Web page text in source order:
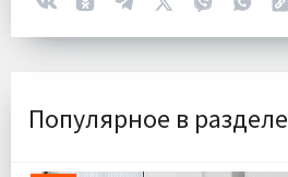
Популярное в разделе